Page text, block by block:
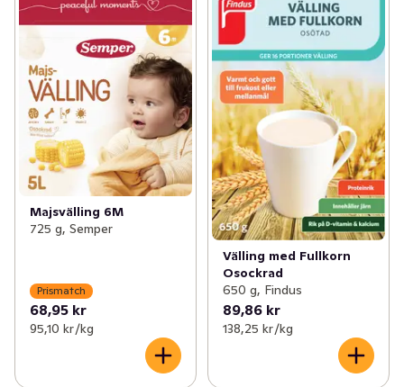
Majsvälling 6M
725 g, Semper
Prismatch
68,95 kr
95,10 kr /kg
Välling med Fullkorn
Osockrad
650 g, Findus
89,86 kr
138,25 kr /kg